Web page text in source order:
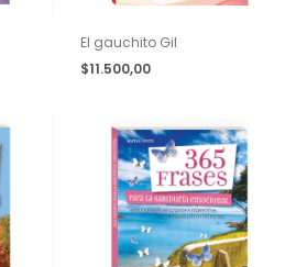
El gauchito Gil
$11.500,00